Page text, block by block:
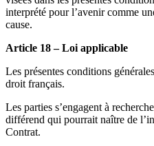
interprété pour l’avenir comme
cause.
Article 18 – Loi applicable
Les présentes conditions
droit français.
Les parties s’engagent à
différend qui pourrait naître de
Contrat.